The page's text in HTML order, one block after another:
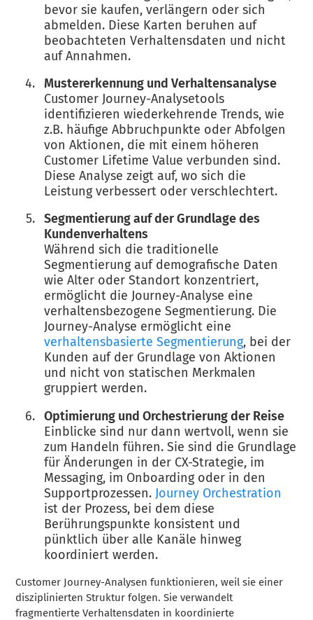
bevor sie kaufen, verlängern oder sich
abmelden. Diese Karten beruhen auf
beobachteten Verhaltensdaten und nicht
auf Annahmen.
Mustererkennung und Verhaltensanalyse
Customer Journey-Analysetools
identifizieren wiederkehrende Trends, wie
z.B. häufige Abbruchpunkte oder Abfolgen
von Aktionen, die mit einem höheren
Customer Lifetime Value verbunden sind.
Diese Analyse zeigt auf, wo sich die
Leistung verbessert oder verschlechtert.
Segmentierung auf der Grundlage des
Kundenverhaltens
Während sich die traditionelle
Segmentierung auf demografische Daten
wie Alter oder Standort konzentriert,
ermöglicht die Journey-Analyse eine
verhaltensbezogene Segmentierung. Die
Journey-Analyse ermöglicht eine
verhaltensbasierte Segmentierung, bei der
Kunden auf der Grundlage von Aktionen
und nicht von statischen Merkmalen
gruppiert werden.
Optimierung und Orchestrierung der Reise
Einblicke sind nur dann wertvoll, wenn sie
zum Handeln führen. Sie sind die Grundlage
für Änderungen in der CX-Strategie, im
Messaging, im Onboarding oder in den
Supportprozessen. Journey Orchestration
ist der Prozess, bei dem diese
Berührungspunkte konsistent und
pünktlich über alle Kanäle hinweg
koordiniert werden.
Customer Journey-Analysen funktionieren, weil sie einer
disziplinierten Struktur folgen. Sie verwandelt
fragmentierte Verhaltensdaten in koordinierte